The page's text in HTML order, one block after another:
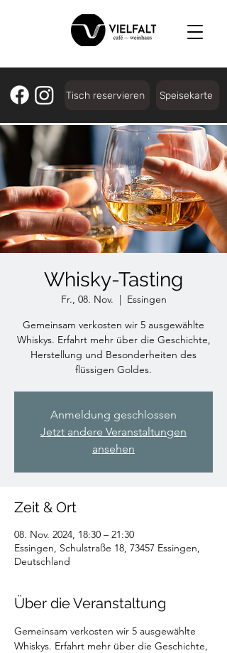
Tisch reservieren Speisekarte
Whisky-Tasting
Fr., 08. Nov.
  |
Essingen
Gemeinsam verkosten wir 5 ausgewählte
Whiskys. Erfahrt mehr über die Geschichte,
Herstellung und Besonderheiten des
Anmeldung geschlossen
Jetzt andere Veranstaltungen
ansehen
Zeit & Ort
08. Nov. 2024, 18:30 – 21:30
Essingen, Schulstraße 18, 73457 Essingen,
Deutschland
Über die Veranstaltung
Gemeinsam verkosten wir 5 ausgewählte
Whiskys. Erfahrt mehr über die Geschichte,